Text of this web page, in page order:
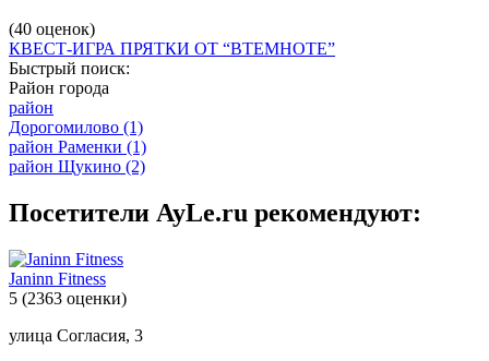
(40 оценок)
КВЕСТ-ИГРА ПРЯТКИ ОТ “ВТЕМНОТЕ”
Быстрый поиск:
Район города
район
Дорогомилово (1)
район Раменки (1)
район Щукино (2)
Посетители AyLe.ru рекомендуют:
Janinn Fitness
5 (2363 оценки)
улица Согласия, 3